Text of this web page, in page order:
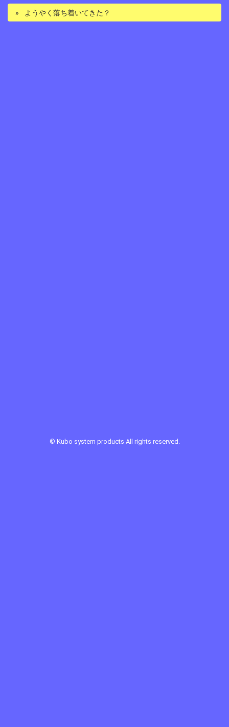
ようやく落ち着いてきた？
© Kubo system products All rights reserved.